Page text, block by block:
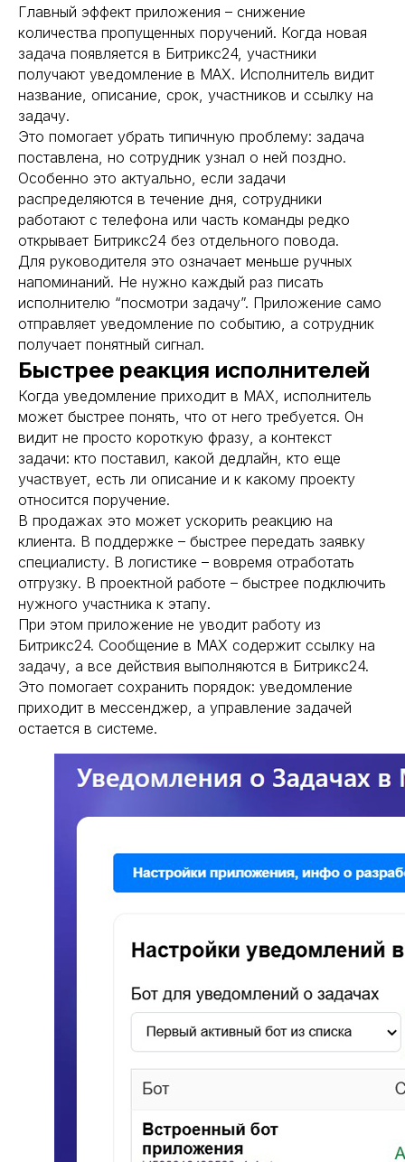
Главный эффект приложения – снижение
количества пропущенных поручений. Когда новая
задача появляется в Битрикс24, участники
получают уведомление в MAX. Исполнитель видит
название, описание, срок, участников и ссылку на
задачу.
Это помогает убрать типичную проблему: задача
поставлена, но сотрудник узнал о ней поздно.
Особенно это актуально, если задачи
распределяются в течение дня, сотрудники
работают с телефона или часть команды редко
открывает Битрикс24 без отдельного повода.
Для руководителя это означает меньше ручных
напоминаний. Не нужно каждый раз писать
исполнителю “посмотри задачу”. Приложение само
отправляет уведомление по событию, а сотрудник
получает понятный сигнал.
Быстрее реакция исполнителей
Когда уведомление приходит в MAX, исполнитель
может быстрее понять, что от него требуется. Он
видит не просто короткую фразу, а контекст
задачи: кто поставил, какой дедлайн, кто еще
участвует, есть ли описание и к какому проекту
относится поручение.
В продажах это может ускорить реакцию на
клиента. В поддержке – быстрее передать заявку
специалисту. В логистике – вовремя отработать
отгрузку. В проектной работе – быстрее подключить
нужного участника к этапу.
При этом приложение не уводит работу из
Битрикс24. Сообщение в MAX содержит ссылку на
задачу, а все действия выполняются в Битрикс24.
Это помогает сохранить порядок: уведомление
приходит в мессенджер, а управление задачей
остается в системе.